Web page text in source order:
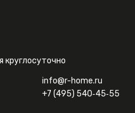
круглосуточно
info@r-home.ru
+7 (495) 540‑45‑55